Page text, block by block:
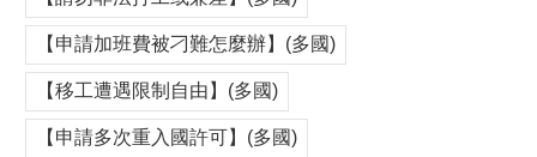
【申請加班費被刁難怎麼辦】(多國)
【移工遭遇限制自由】(多國)
【申請多次重入國許可】(多國)